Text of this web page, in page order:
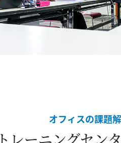
オフィスの課題
トレーニングセン